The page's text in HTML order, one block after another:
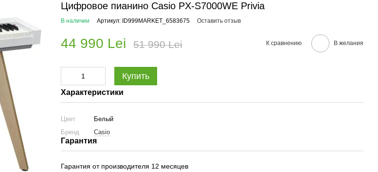
Цифровое пианино Casio PX-S7000WE Privia
В наличии Артикул: ID999MARKET_6583675 Оставить отзыв
44 990 Lei 51 990 Lei К сравнению В желания
Купить
Характеристики
Цвет
Белый
Бренд
Casio
Гарантия
Гарантия от производителя 12 месяцев